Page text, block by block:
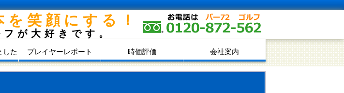
を笑顔にする！
が大好きです。
した プレイヤーレポート 時価評価 会社案内